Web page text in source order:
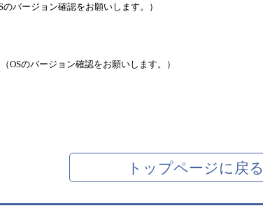
のバージョン確認をお願いします。）
OSのバージョン確認をお願いします。）
トップページに戻る